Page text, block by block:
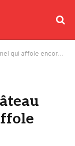
encore les fours